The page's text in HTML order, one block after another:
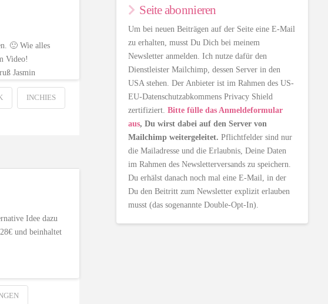
🙂 Wie alles
Video!
Jasmin
INCHIES
Idee dazu
und beinhaltet
Seite abonnieren
Um bei neuen Beiträgen auf der Seite eine E-Mail
zu erhalten, musst Du Dich bei meinem
Newsletter anmelden. Ich nutze dafür den
Dienstleister Mailchimp, dessen Server in den
USA stehen. Der Anbieter ist im Rahmen des US-
EU-Datenschutzabkommens Privacy Shield
zertifiziert.Bitte fülle das Anmeldeformular
aus, Du wirst dabei auf den Server von
Mailchimp weitergeleitet. Pflichtfelder sind nur
die Mailadresse und die Erlaubnis, Deine Daten
im Rahmen des Newsletterversands zu speichern.
Du erhälst danach noch mal eine E-Mail, in der
Du den Beitritt zum Newsletter explizit erlauben
musst (das sogenannte Double-Opt-In).